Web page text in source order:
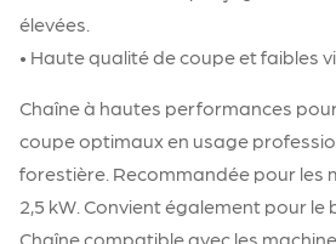
élevées.
• Haute qualité de coupe et faibles
Chaîne à hautes performances
coupe optimaux en usage
forestière. Recommandée pour les
2,5 kW. Convient également pour le
Chaîne compatible avec les